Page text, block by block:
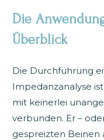
Die
Überblick
Die Durchführung
Impedanzanalyse
mit keinerlei
verbunden. Er –
gespreizten Beinen